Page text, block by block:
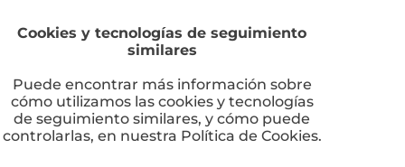
Cookies y tecnologías de seguimiento
similares
Puede encontrar más información sobre
cómo utilizamos las cookies y tecnologías
de seguimiento similares, y cómo puede
controlarlas, en nuestra Política de Cookies.